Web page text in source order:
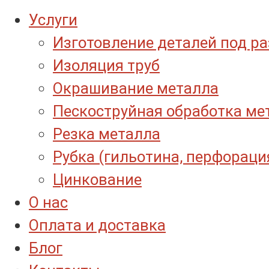
Услуги
Изготовление деталей под
Изоляция труб
Окрашивание металла
Пескоструйная обработка
Резка металла
Рубка (гильотина,
Цинкование
О нас
Оплата и доставка
Блог